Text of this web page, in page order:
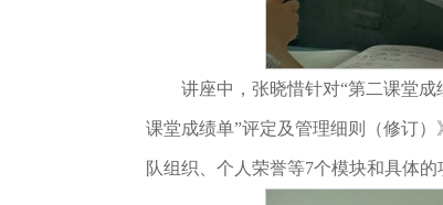
讲座中，张晓惜针对“第二课堂
课堂成绩单”评定及管理细则（修订
队组织、个人荣誉等7个模块和具体